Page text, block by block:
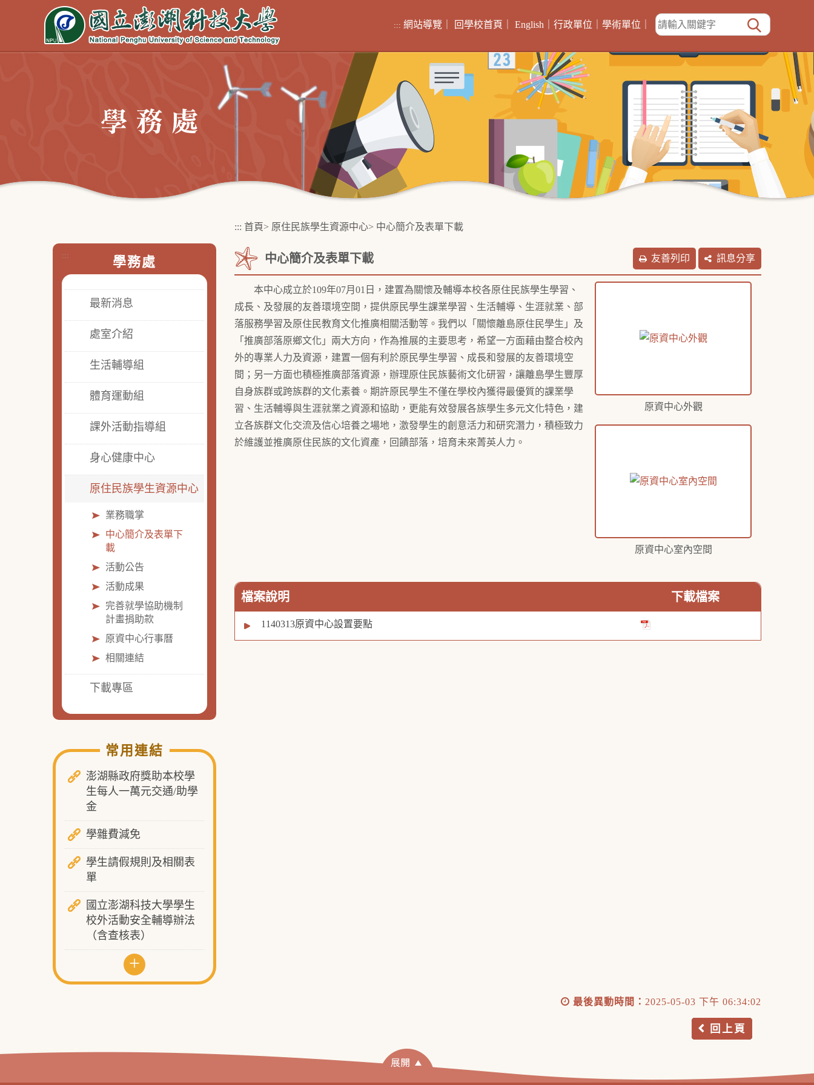
::: 網站導覽 回學校首頁 English 行政單位 學術單位
::: 學務處
最新消息
處室介紹
生活輔導組
體育運動組
課外活動指導組
身心健康中心
原住民族學生資源中心
業務職掌
中心簡介及表單下
載
活動公告
活動成果
完善就學協助機制
計畫捐助款
原資中心行事曆
相關連結
下載專區
常用連結
澎湖縣政府獎助本校學
生每人一萬元交通/助學
金
學雜費減免
學生請假規則及相關表
單
國立澎湖科技大學學生
校外活動安全輔導辦法
（含查核表）
+
::: 首頁> 原住民族學生資源中心> 中心簡介及表單下載
中心簡介及表單下載 友善列印 訊息分享
原資中心外觀
原資中心室內空間
本中心成立於109年07月01日，建置為關懷及輔導本校各原住民族學生學習、
成長、及發展的友善環境空間，提供原民學生課業學習、生活輔導、生涯就業、部
落服務學習及原住民教育文化推廣相關活動等。我們以「關懷離島原住民學生」及
「推廣部落原鄉文化」兩大方向，作為推展的主要思考，希望一方面藉由整合校內
外的專業人力及資源，建置一個有利於原民學生學習、成長和發展的友善環境空
間；另一方面也積極推廣部落資源，辦理原住民族藝術文化研習，讓離島學生豐厚
自身族群或跨族群的文化素養。期許原民學生不僅在學校內獲得最優質的課業學
習、生活輔導與生涯就業之資源和協助，更能有效發展各族學生多元文化特色，建
立各族群文化交流及信心培養之場地，激發學生的創意活力和研究潛力，積極致力
於維護並推廣原住民族的文化資產，回饋部落，培育未來菁英人力。
檔案說明 下載檔案
1140313原資中心設置要點
最後異動時間： 2025-05-03 下午 06:34:02
回上頁